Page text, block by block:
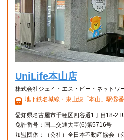
UniLife本山店
株式会社ジェイ・エス・ビー・ネットワ
地下鉄名城線・東山線「本山」駅⑥
愛知県名古屋市千種区四谷通1丁目18-
免許番号：国土交通大臣(6)第5716号
加盟団体：（公社）全日本不動産協会（